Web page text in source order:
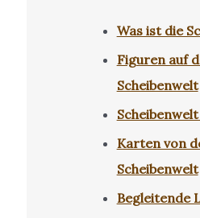
Was ist die
Figuren auf
Scheibenwelt
Karten von
Scheibenwelt
Begleitende